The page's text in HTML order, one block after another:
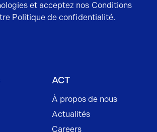
et acceptez nos Conditions
Politique de confidentialité.
ACT
À propos de nous
Actualités
Careers